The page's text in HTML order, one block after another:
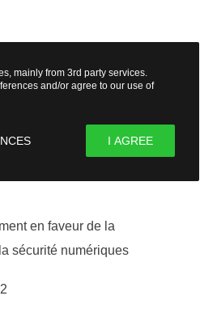
en faveur de la
sécurité numériques
mainly from 3rd party services.
and/or agree to our use of
I AGREE